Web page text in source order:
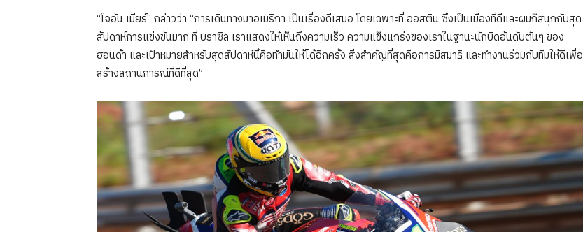
“โจอัน เมียร์” กล่าวว่า “การเดินทางมาอเมริกา เป็นเรื่องดีเสมอ โดยเฉพาะที่ ออสติน ซึ่งเป็นเมืองที่ดีและผมก็สนุกกับสุด
สัปดาห์การแข่งขันมาก ที่ บราซิล เราแสดงให้เห็นถึงความเร็ว ความแข็งแกร่งของเราในฐานะนักบิดอันดับต้นๆ ของ
ฮอนด้า และเป้าหมายสำหรับสุดสัปดาห์นี้คือทำมันให้ได้อีกครั้ง สิ่งสำคัญที่สุดคือการมีสมาธิ และทำงานร่วมกับทีมให้ดีเพื่อ
สร้างสถานการณ์ที่ดีที่สุด”